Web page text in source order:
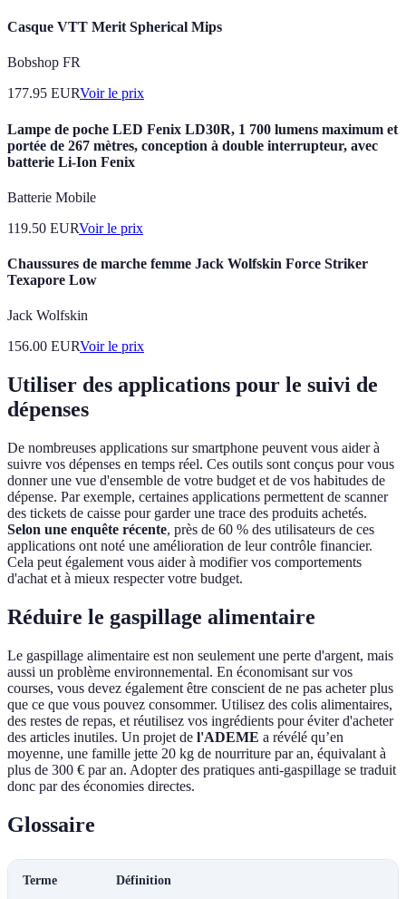
Casque VTT Merit Spherical Mips
Bobshop FR
177.95 EURVoir le prix
Lampe de poche LED Fenix LD30R, 1 700 lumens maximum et
portée de 267 mètres, conception à double interrupteur, avec
batterie Li-Ion Fenix
Batterie Mobile
119.50 EURVoir le prix
Chaussures de marche femme Jack Wolfskin Force Striker
Texapore Low
Jack Wolfskin
156.00 EURVoir le prix
Utiliser des applications pour le suivi de
dépenses
De nombreuses applications sur smartphone peuvent vous aider à
suivre vos dépenses en temps réel. Ces outils sont conçus pour vous
donner une vue d'ensemble de votre budget et de vos habitudes de
dépense. Par exemple, certaines applications permettent de scanner
des tickets de caisse pour garder une trace des produits achetés.
Selon une enquête récente, près de 60 % des utilisateurs de ces
applications ont noté une amélioration de leur contrôle financier.
Cela peut également vous aider à modifier vos comportements
d'achat et à mieux respecter votre budget.
Réduire le gaspillage alimentaire
Le gaspillage alimentaire est non seulement une perte d'argent, mais
aussi un problème environnemental. En économisant sur vos
courses, vous devez également être conscient de ne pas acheter plus
que ce que vous pouvez consommer. Utilisez des colis alimentaires,
des restes de repas, et réutilisez vos ingrédients pour éviter d'acheter
des articles inutiles. Un projet de l'ADEME a révélé qu’en
moyenne, une famille jette 20 kg de nourriture par an, équivalant à
plus de 300 € par an. Adopter des pratiques anti-gaspillage se traduit
donc par des économies directes.
Glossaire
Terme Définition